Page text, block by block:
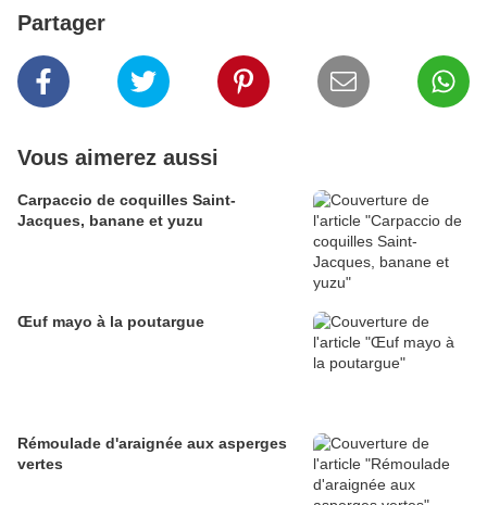
Partager
Vous aimerez aussi
Carpaccio de coquilles Saint-
Jacques, banane et yuzu
Œuf mayo à la poutargue
Rémoulade d'araignée aux asperges
vertes